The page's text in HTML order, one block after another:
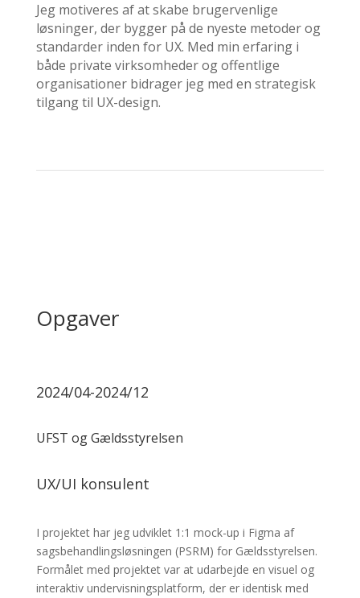
Jeg motiveres af at skabe brugervenlige
løsninger, der bygger på de nyeste metoder og
standarder inden for UX. Med min erfaring i
både private virksomheder og offentlige
organisationer bidrager jeg med en strategisk
tilgang til UX-design.
Opgaver
2024/04-2024/12
UFST og Gældsstyrelsen
UX/UI konsulent
I projektet har jeg udviklet 1:1 mock-up i Figma af
sagsbehandlingsløsningen (PSRM) for Gældsstyrelsen.
Formålet med projektet var at udarbejde en visuel og
interaktiv undervisningsplatform, der er identisk med